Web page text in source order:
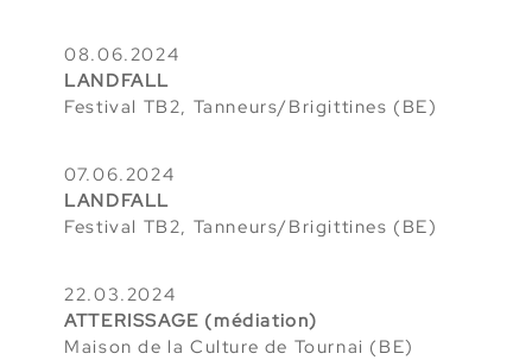
08.06.2024
LANDFALL
Festival TB2, Tanneurs/Brigittines (BE)
07.06.2024
LANDFALL
Festival TB2, Tanneurs/Brigittines (BE)
22.03.2024
ATTERISSAGE (médiation)
Maison de la Culture de Tournai (BE)